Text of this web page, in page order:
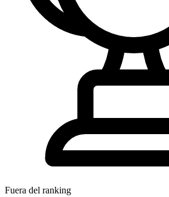
Fuera del ranking